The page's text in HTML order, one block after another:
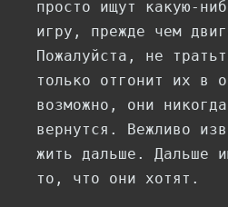
просто ищут какую-
игру, прежде чем
Пожалуйста, не
только отгонит их в
возможно, они
вернутся. Вежливо
жить дальше. Дальше
то, что они хотят.